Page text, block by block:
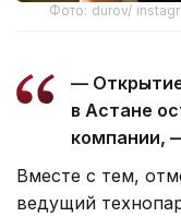
Фото: durov/
—
в Астане
компании,
Вместе с тем,
ведущий